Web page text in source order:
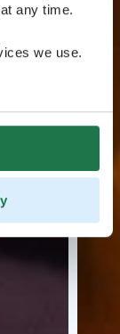
any time.
we use.